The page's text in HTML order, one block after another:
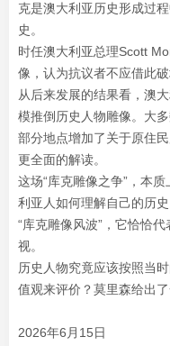
克是澳大利亚历史形成过
史。
时任澳大利亚总理Scott
像，认为抗议者不应借此破
从后来发展的结果看，澳
模推倒历史人物雕像。大
部分地点增加了关于原住
更全面的解读。
这场“库克雕像之争”，本
利亚人如何理解自己的历史
“库克雕像风波”，它恰恰
视。
历史人物究竟应该按照当
值观来评价？莫里森给出了
2026年6月15日